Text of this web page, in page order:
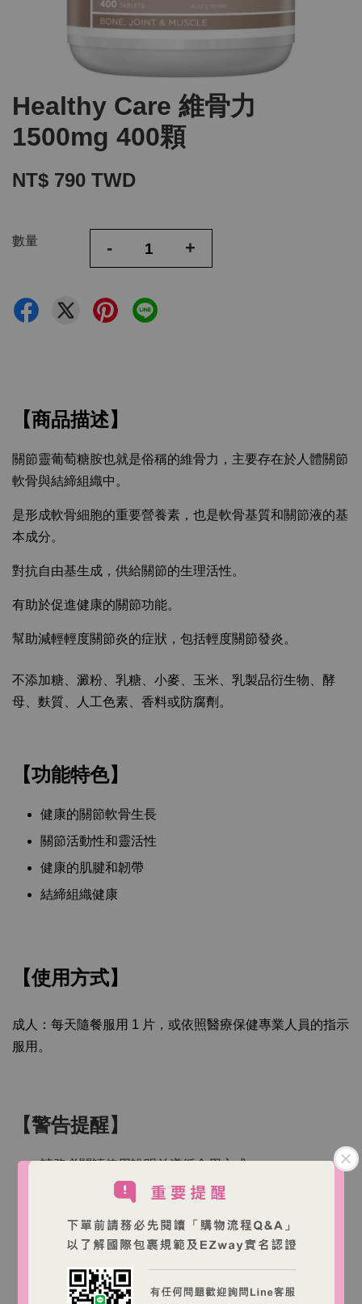
Healthy Care 維骨力
1500mg 400顆
NT$ 790 TWD
數量 - +
【商品描述】
關節靈葡萄糖胺也就是俗稱的維骨力， 主要存在於人體關節
軟骨與結締組織中。
是形成軟骨細胞的重要營養素，也是軟骨基質和關節液的基
本成分。
對抗自由基生成，供給關節的生理活性。
有助於促進健康的關節功能。
幫助減輕輕度關節炎的症狀，包括輕度關節發炎。
不添加糖、澱粉、乳糖、小麥、玉米、乳製品衍生物、酵
母、麩質、人工色素、香料或防腐劑。
【功能特色】
健康的關節軟骨生長
關節活動性和靈活性
健康的肌腱和韌帶
結締組織健康
【使用方式】
成人：每天隨餐服用 1 片，或依照醫療保健專業人員的指示
服用。
【警告提醒】
請務必閱讀使用說明並遵循食用方式
當飲食攝取不足時，補充劑可能才有幫助
保健品屬於營養素補充劑，不能替代藥物治療
保健品不能取代日常的均衡飲食與健康生活習慣
如有以下情況，請諮詢專業醫療人員：
1. 不適症狀持續、改變或惡化